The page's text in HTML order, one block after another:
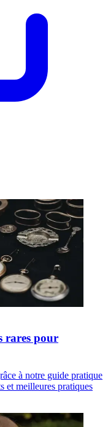
rares pour
à notre guide pratique
et meilleures pratiques